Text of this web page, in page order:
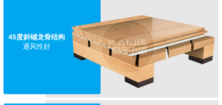
45度斜铺龙骨结构
通风性好